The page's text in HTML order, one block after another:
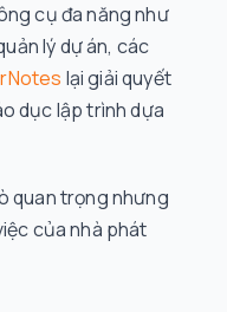
cụ đa năng như
lý dự án, các
lại giải quyết
dục lập trình dựa
quan trọng nhưng
của nhà phát